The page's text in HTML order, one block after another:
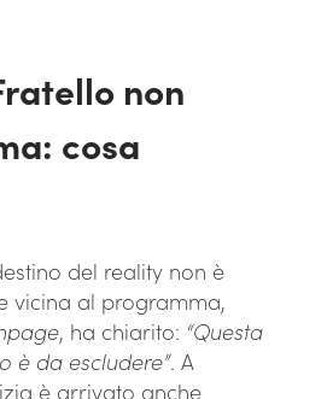
non
cosa
del reality non è
vicina al programma,
, ha chiarito: “Questa
è da escludere”. A
è arrivato anche